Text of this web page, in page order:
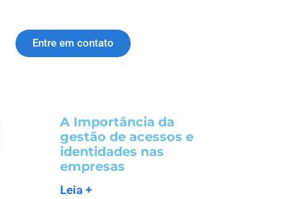
Entre em contato
A Importância da
gestão de acessos e
identidades nas
empresas
Leia +